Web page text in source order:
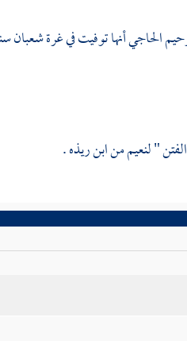
الحاجيأنها توفيت في غرة شعبان
"لنعيم من ابن ريذه.